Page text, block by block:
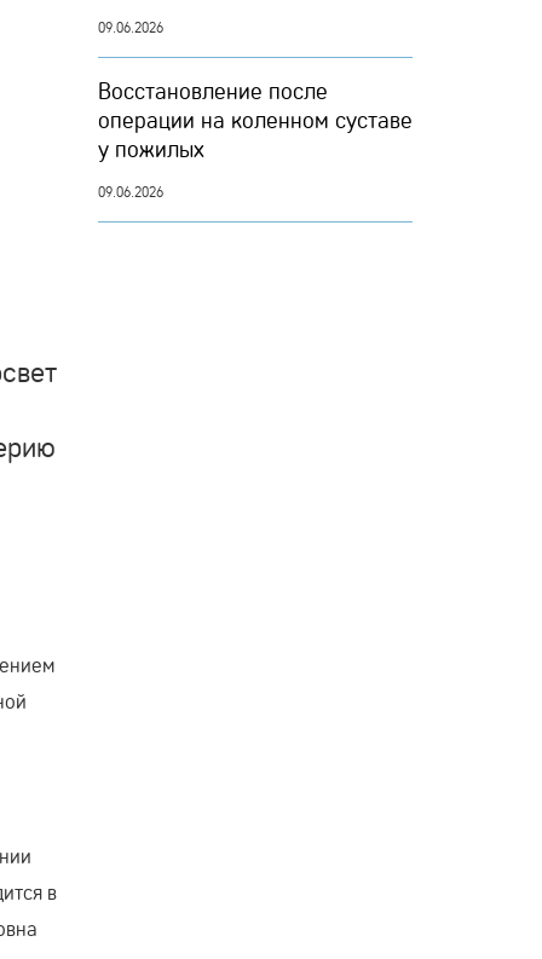
в
09.06.2026
Восстановление после
операции на коленном суставе
у пожилых
09.06.2026